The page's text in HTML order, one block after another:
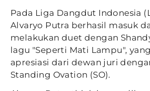
Pada Liga Dangdut Indonesia
Alvaryo Putra berhasil masuk
melakukan duet dengan
lagu "Seperti Mati Lampu",
apresiasi dari dewan juri
Standing Ovation (SO).